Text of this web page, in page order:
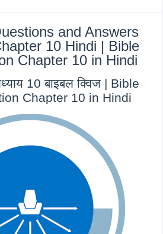
and Answers
10 Hindi | Bible
Chapter 10 in Hindi
10 बाइबल क्विज | Bible
Chapter 10 in Hindi